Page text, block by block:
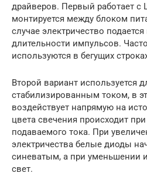
драйверов. Первый работает
монтируется между блоком
случае электричество
длительности импульсов.
используются в бегущих
Второй вариант используется
стабилизированным током, в
воздействует напрямую на
цвета свечения происходит
подаваемого тока. При
электричества белые диоды
синеватым, а при уменьшении
свет.